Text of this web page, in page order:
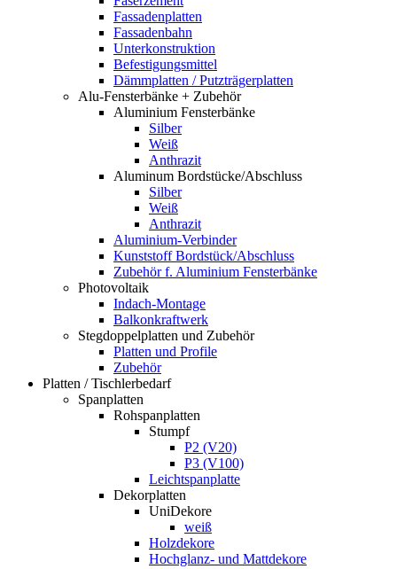
Fassadenplatten
Fassadenbahn
Unterkonstruktion
Befestigungsmittel
Dämmplatten / Putzträgerplatten
Alu-Fensterbänke + Zubehör
Aluminium Fensterbänke
Silber
Weiß
Anthrazit
Aluminum Bordstücke/Abschluss
Silber
Weiß
Anthrazit
Aluminium-Verbinder
Kunststoff Bordstück/Abschluss
Zubehör f. Aluminium Fensterbänke
Photovoltaik
Indach-Montage
Balkonkraftwerk
Stegdoppelplatten und Zubehör
Platten und Profile
Zubehör
Platten / Tischlerbedarf
Spanplatten
Rohspanplatten
Stumpf
P2 (V20)
P3 (V100)
Leichtspanplatte
Dekorplatten
UniDekore
weiß
Holzdekore
Hochglanz- und Mattdekore